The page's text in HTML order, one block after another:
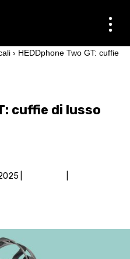
› HEDDphone Two GT: cuffie
cuffie di lusso